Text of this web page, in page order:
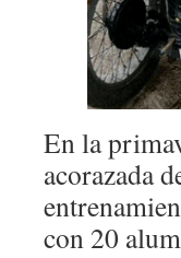
En la
acorazada
con 20